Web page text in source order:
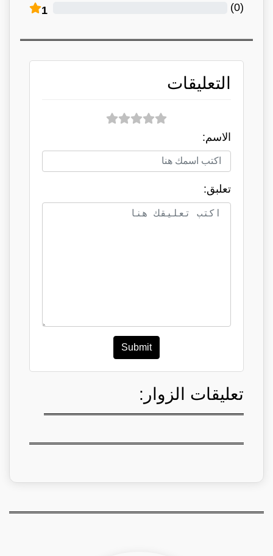
1 (
0
)
التعليقات
الاسم:
تعلبق:
Submit
تعليقات الزوار: